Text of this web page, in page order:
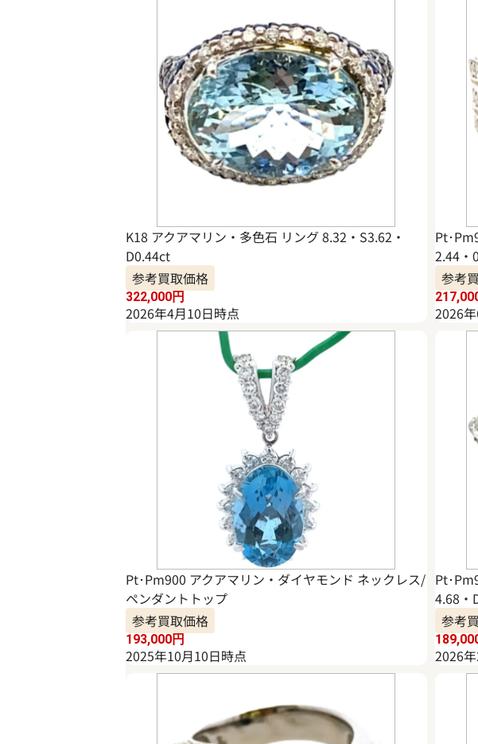
K18 アクアマリン・多色石 リング 8.32・S3.62・
D0.44ct
参考買取価格
322,000円
2026年4月10日時点
Pt･
2.44・
参考
2026
Pt･Pm900 アクアマリン・ダイヤモンド ネックレス/
ペンダントトップ
参考買取価格
193,000円
2025年10月10日時点
Pt･
4.68・
参考
2026